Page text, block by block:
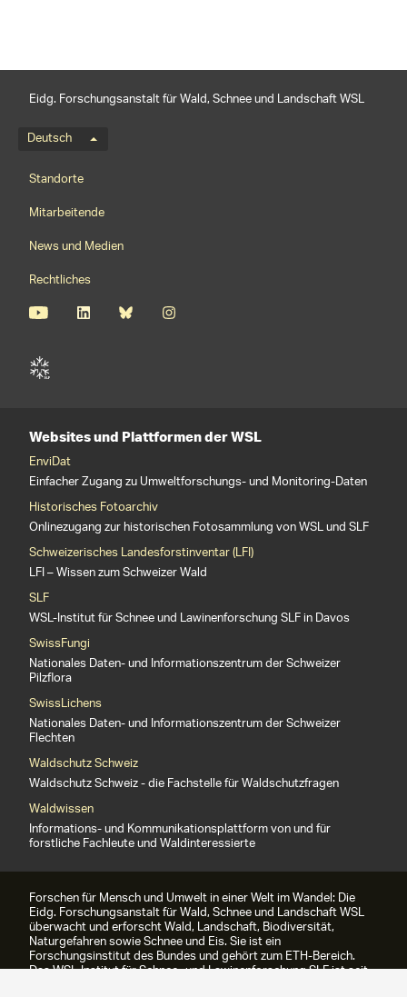
Eidg. Forschungsanstalt für Wald, Schnee und Landschaft WSL
Sprachmenü
Deutsch
Footernavigation
Standorte
Mitarbeitende
News und Medien
Rechtliches
Websites und Plattformen der WSL
EnviDat
Einfacher Zugang zu Umweltforschungs- und Monitoring-Daten
Historisches Fotoarchiv
Onlinezugang zur historischen Fotosammlung von WSL und SLF
Schweizerisches Landesforstinventar (LFI)
LFI – Wissen zum Schweizer Wald
SLF
WSL-Institut für Schnee und Lawinenforschung SLF in Davos
SwissFungi
Nationales Daten- und Informationszentrum der Schweizer
Pilzflora
SwissLichens
Nationales Daten- und Informationszentrum der Schweizer
Flechten
Waldschutz Schweiz
Waldschutz Schweiz - die Fachstelle für Waldschutzfragen
Waldwissen
Informations- und Kommunikationsplattform von und für
forstliche Fachleute und Waldinteressierte
Forschen für Mensch und Umwelt in einer Welt im Wandel: Die
Eidg. Forschungsanstalt für Wald, Schnee und Landschaft WSL
überwacht und erforscht Wald, Landschaft, Biodiversität,
Naturgefahren sowie Schnee und Eis. Sie ist ein
Forschungsinstitut des Bundes und gehört zum ETH-Bereich.
Das WSL-Institut für Schnee- und Lawinenforschung SLF ist seit